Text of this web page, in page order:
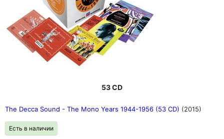
53 CD
The Decca Sound - The Mono Years 1944-1956 (53 CD) (2015)
Есть в наличии